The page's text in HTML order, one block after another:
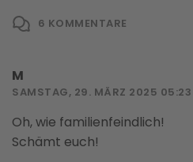
6 KOMMENTARE
M
SAMSTAG, 29. MÄRZ 2025 05:23
Oh, wie familienfeindlich!
Schämt euch!